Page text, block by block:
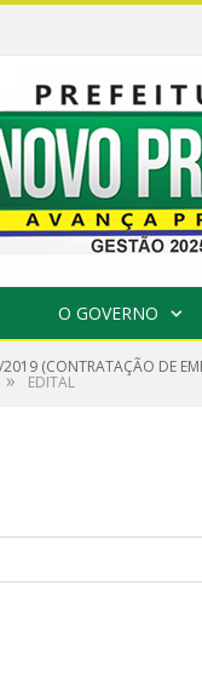
O GOVERNO
(CONTRATAÇÃO DE
» EDITAL